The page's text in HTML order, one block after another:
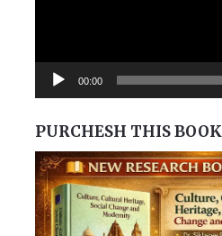
00:00
PURCHESH THIS